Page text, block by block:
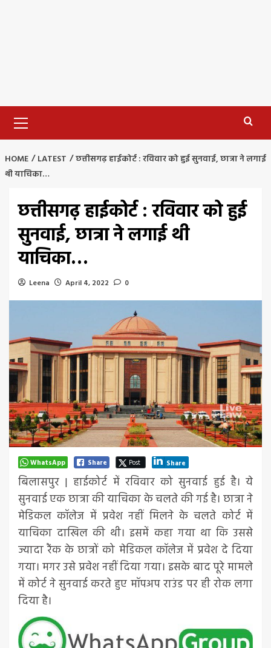
Menu
HOME LATEST
छत्तीसगढ़ हाईकोर्ट : रविवार को हुई सुनवाई, छात्रा ने लगाई
थी याचिका…
छत्तीसगढ़ हाईकोर्ट : रविवार को हुई
सुनवाई, छात्रा ने लगाई थी
याचिका…
Leena April 4, 2022 0
WhatsApp Share Post Share
बिलासपुर | हाईकोर्ट में रविवार को सुनवाई हुई है। ये
सुनवाई एक छात्रा की याचिका के चलते की गई है। छात्रा ने
मेडिकल कॉलेज में प्रवेश नहीं मिलने के चलते कोर्ट में
याचिका दाखिल की थी। इसमें कहा गया था कि उससे
ज्यादा रैंक के छात्रों को मेडिकल कॉलेज में प्रवेश दे दिया
गया। मगर उसे प्रवेश नहीं दिया गया। इसके बाद पूरे मामले
में कोर्ट ने सुनवाई करते हुए मॉपअप राउंड पर ही रोक लगा
दिया है।